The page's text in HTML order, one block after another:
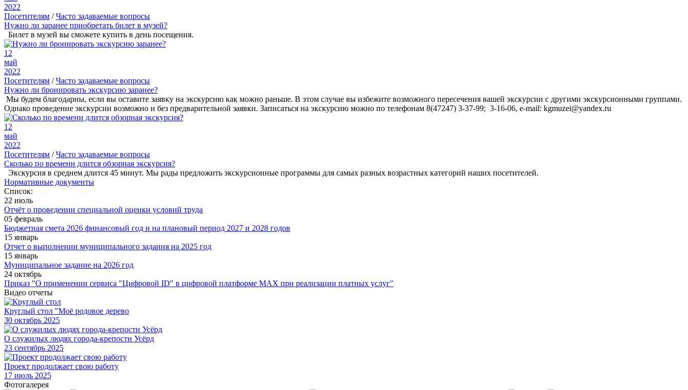
2022
Посетителям /Часто задаваемые вопросы
Нужно ли заранее приобретать билет в музей?
Билет в музей вы сможете купить в день посещения.
12
май
2022
Посетителям /Часто задаваемые вопросы
Нужно ли бронировать экскурсию заранее?
Мы будем благодарны, если вы оставите заявку на экскурсию как можно раньше. В этом случае вы избежите возможного пересечения вашей экскурсии с другими экскурсионными группами.
Однако проведение экскурсии возможно и без предварительной заявки. Записаться на экскурсию можно по телефонам 8(47247) 3-37-99; 3-16-06, e-mail: kgmuzei@yandex.ru
12
май
2022
Посетителям /Часто задаваемые вопросы
Сколько по времени длится обзорная экскурсия?
Экскурсия в среднем длится 45 минут. Мы рады предложить экскурсионные программы для самых разных возрастных категорий наших посетителей.
Нормативные документы
Список:
22 июль
Отчёт о проведении специальной оценки условий труда
05 февраль
Бюджетная смета 2026 финансовый год и на плановый период 2027 и 2028 годов
15 январь
Отчет о выполнении муниципального задания на 2025 год
15 январь
Муниципальное задание на 2026 год
24 октябрь
Приказ "О применении сервиса "Цифровой ID" в цифровой платформе МАХ при реализации платных услуг"
Видео отчеты
Круглый стол "Моё родовое дерево
30 октябрь 2025
О служилых людях города-крепости Усёрд
23 сентябрь 2025
Проект продолжает свою работу
17 июль 2025
Фотогалерея